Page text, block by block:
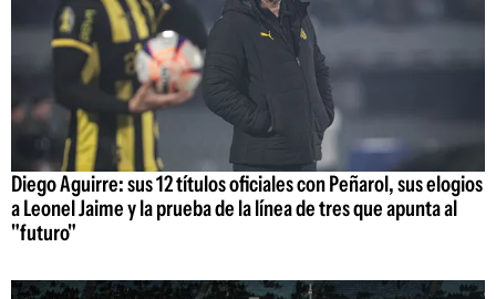
Diego Aguirre: sus 12 títulos oficiales con Peñarol, sus elogios
a Leonel Jaime y la prueba de la línea de tres que apunta al
"futuro"